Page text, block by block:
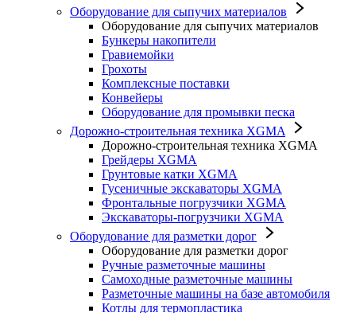
Оборудование для сыпучих материалов
Оборудование для сыпучих материалов
Бункеры накопители
Гравиемойки
Грохоты
Комплексные поставки
Конвейеры
Оборудование для промывки песка
Дорожно-строительная техника XGMA
Дорожно-строительная техника XGMA
Грейдеры XGMA
Грунтовые катки XGMA
Гусеничные экскаваторы XGMA
Фронтальные погрузчики XGMA
Экскаваторы-погрузчики XGMA
Оборудование для разметки дорог
Оборудование для разметки дорог
Ручные разметочные машины
Самоходные разметочные машины
Разметочные машины на базе автомобиля
Котлы для термопластика